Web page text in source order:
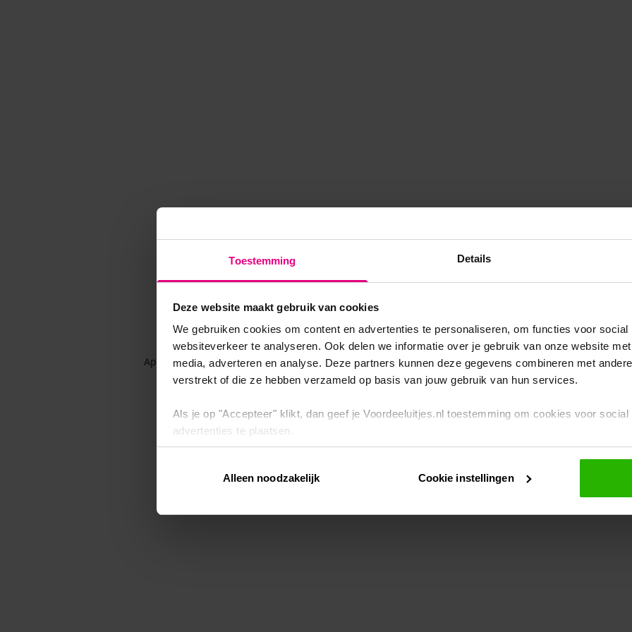
Toestemming Details
Deze website maakt gebruik van cookies
We gebruiken cookies om content en advertenties te personaliseren, om functies voor
websiteverkeer te analyseren. Ook delen we informatie over je gebruik van onze website
media, adverteren en analyse. Deze partners kunnen deze gegevens combineren met
verstrekt of die ze hebben verzameld op basis van jouw gebruik van hun services.
Als je op "Accepteer" klikt, dan geef je Voordeeluitjes.nl toestemming om cookies voor
advertenties te plaatsen.
Via "Cookie instellingen" kun je ook zelf instellen welke cookies worden geplaatst. Je kunt je
intrekken op onscookiebeleid.
Alleen noodzakelijk Cookie instellingen
Application error: a client-side exception has occurred while loadingwww.voordeeluitjes.nl (see the